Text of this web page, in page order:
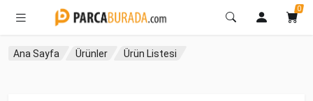
0
Ana Sayfa Ürünler Ürün Listesi